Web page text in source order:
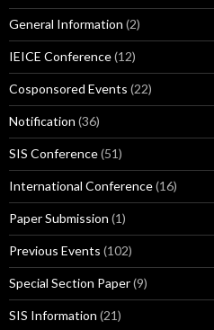
General Information (2)
IEICE Conference(12)
Cosponsored Events (22)
Notification (36)
SIS Conference(51)
International Conference(16)
Paper Submission (1)
Previous Events (102)
Special Section Paper(9)
SIS Information (21)